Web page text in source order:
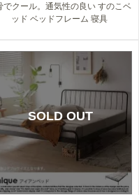
でクール。通気性の良い すのこベ
ッド ベッドフレーム 寝具
SOLD OUT